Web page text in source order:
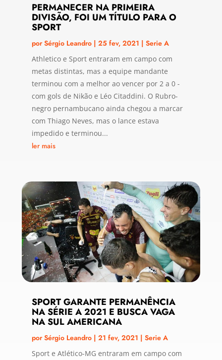
PERMANECER NA PRIMEIRA
DIVISÃO, FOI UM TÍTULO PARA O
SPORT
porSérgio Leandro| 25 fev, 2021 | Serie A
Athletico e Sport entraram em campo com
metas distintas, mas a equipe mandante
terminou com a melhor ao vencer por 2 a 0 -
com gols de Nikão e Léo Citaddini. O Rubro-
negro pernambucano ainda chegou a marcar
com Thiago Neves, mas o lance estava
impedido e terminou...
ler mais
SPORT GARANTE PERMANÊNCIA
NA SÉRIE A 2021 E BUSCA VAGA
NA SUL AMERICANA
porSérgio Leandro| 21 fev, 2021 | Serie A
Sport e Atlético-MG entraram em campo com